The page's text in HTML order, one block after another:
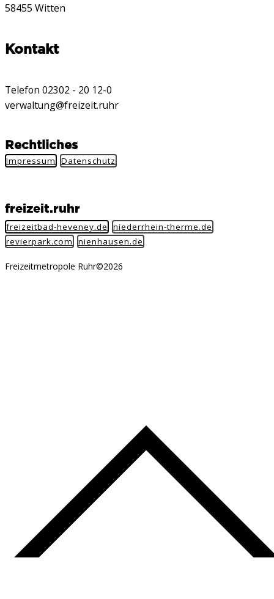
58455 Witten
Kontakt
Telefon 02302 - 20 12-0
verwaltung@freizeit.ruhr
Rechtliches
Impressum Datenschutz
freizeit.ruhr
freizeitbad-heveney.de
niederrhein-therme.de
revierpark.com
nienhausen.de
Freizeitmetropole Ruhr©2026